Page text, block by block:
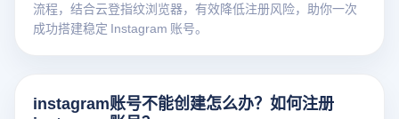
流程，结合云登指纹浏览器，有效降低注册风险，助你一次
成功搭建稳定 Instagram 账号。
instagram账号不能创建怎么办？如何注册